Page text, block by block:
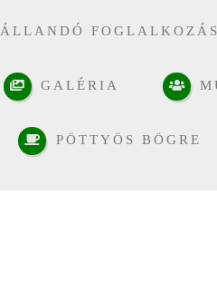
ÁLLANDÓ
GALÉRIA
PÖTTYÖS BÖGRE